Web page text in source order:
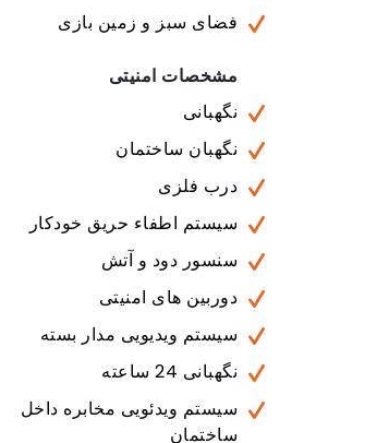
فضای سبز و زمین بازی
مشخصات امنیتی
نگهبانی
نگهبان ساختمان
درب فلزی
سیستم اطفاء حریق خودکار
سنسور دود و آتش
دوربین های امنیتی
سیستم ویدیویی مدار بسته
نگهبانی 24 ساعته
سیستم ویدئویی مخابره داخل
ساختمان